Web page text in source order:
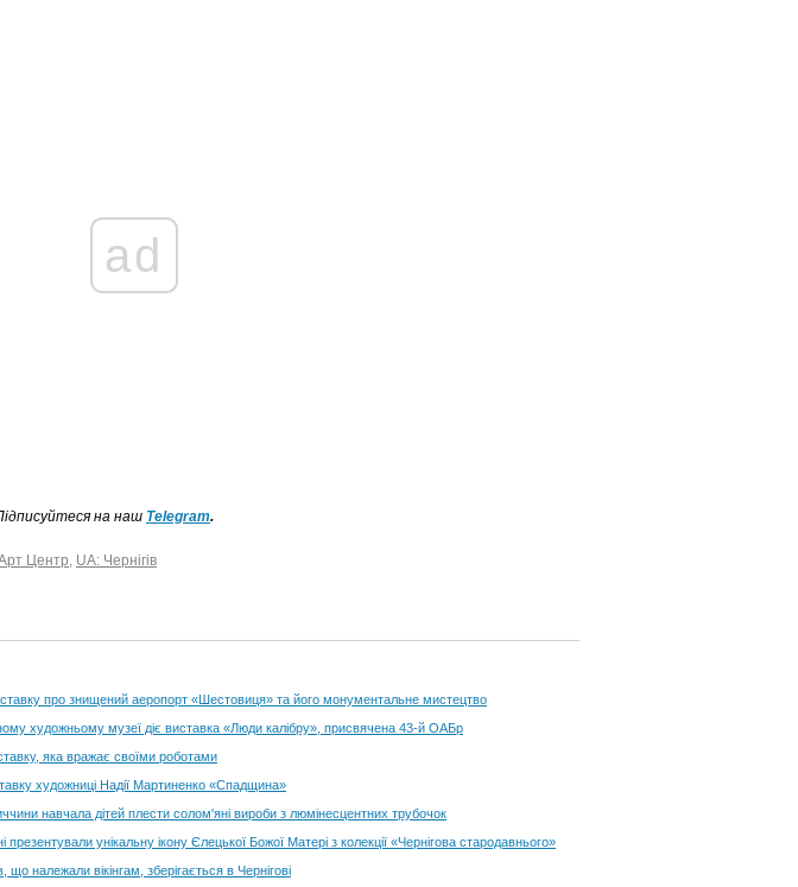
ad
на наш Telegram.
Центр, UA: Чернігів
про знищений аеропорт «Шестовиця» та його монументальне мистецтво
художньому музеї діє виставка «Люди калібру», присвячена 43-й ОАБр
яка вражає своїми роботами
художниці Надії Мартиненко «Спадщина»
навчала дітей плести солом'яні вироби з люмінесцентних трубочок
презентували унікальну ікону Єлецької Божої Матері з колекції «Чернігова стародавнього»
належали вікінгам, зберігається в Чернігові